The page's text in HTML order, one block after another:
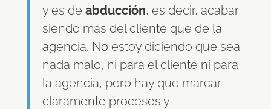
y es de abducción, es decir, acabar
siendo más del cliente que de la
agencia. No estoy diciendo que sea
nada malo, ni para el cliente ni para
la agencia, pero hay que marcar
claramente procesos y